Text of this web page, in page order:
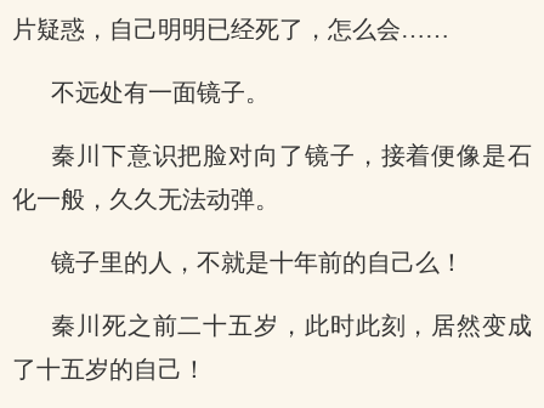
片疑惑，自己明明已经死了，怎么会……
不远处有一面镜子。
秦川下意识把脸对向了镜子，接着便像是石
化一般，久久无法动弹。
镜子里的人，不就是十年前的自己么！
秦川死之前二十五岁，此时此刻，居然变成
了十五岁的自己！